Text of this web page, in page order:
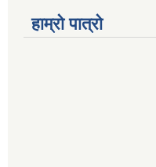
हाम्रो पात्रो